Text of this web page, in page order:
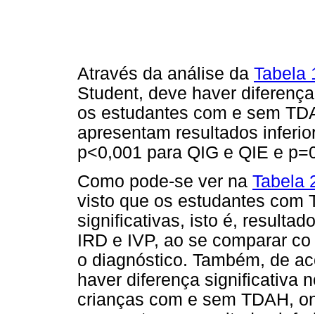
Através da análise da Tabela
Student, deve haver
os estudantes com e sem
apresentam resultados
p<0,001 para QIG e QIE e
Como pode-se ver na Tabela
visto que os estudantes com
significativas, isto é,
IRD e IVP, ao se comparar
o diagnóstico. Também, de
haver diferença significativa
crianças com e sem TDAH,